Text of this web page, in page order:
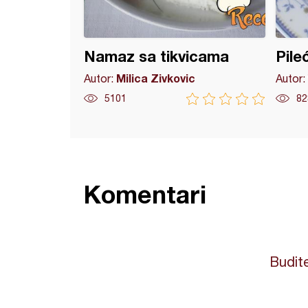
Namaz sa tikvicama
Autor: Milica Zivkovic
5101
Autor:
Komentari